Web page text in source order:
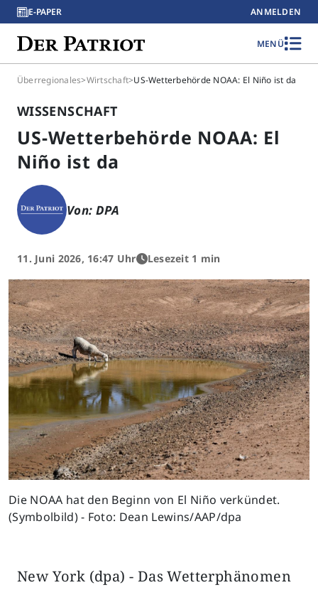
E-PAPER ANMELDEN
MENÜ
Überregionales>Wirtschaft>US-Wetterbehörde NOAA: El Niño ist da
WISSENSCHAFT
US-Wetterbehörde NOAA: El
Niño ist da
Von: DPA
11. Juni 2026, 16:47 Uhr Lesezeit 1 min
Die NOAA hat den Beginn von El Niño verkündet.
(Symbolbild) - Foto: Dean Lewins/AAP/dpa
New York (dpa) - Das Wetterphänomen